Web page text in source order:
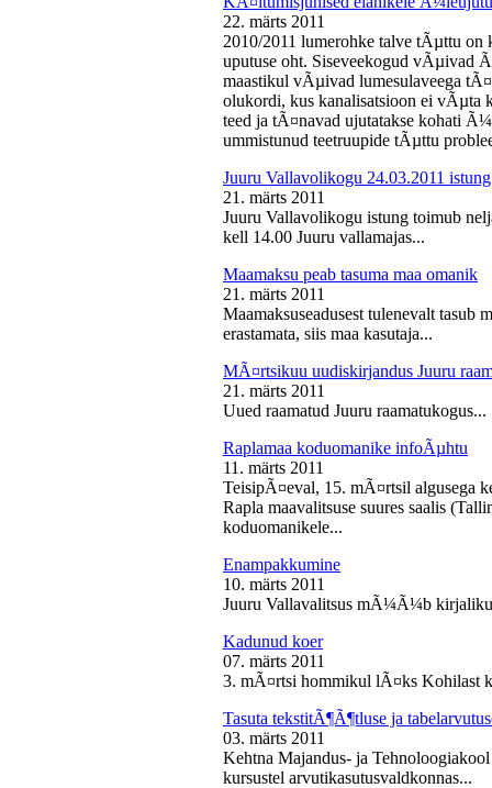
22. märts 2011
2010/2011 lumerohke talve tÃµttu on
uputuse oht. Siseveekogud vÃµivad
maastikul vÃµivad lumesulaveega
olukordi, kus kanalisatsioon ei vÃµta
teed ja tÃ¤navad ujutatakse kohati
ummistunud teetruupide tÃµttu
Juuru Vallavolikogu 24.03.2011 istung
21. märts 2011
Juuru Vallavolikogu istung toimub
kell 14.00 Juuru vallamajas...
Maamaksu peab tasuma maa omanik
21. märts 2011
Maamaksuseadusest tulenevalt tasub
erastamata, siis maa kasutaja...
MÃ¤rtsikuu uudiskirjandus Juuru
21. märts 2011
Uued raamatud Juuru raamatukogus...
Raplamaa koduomanike infoÃµhtu
11. märts 2011
TeisipÃ¤eval, 15. mÃ¤rtsil algusega
Rapla maavalitsuse suures saalis
koduomanikele...
Enampakkumine
10. märts 2011
Juuru Vallavalitsus mÃ¼Ã¼b kirjaliku
Kadunud koer
07. märts 2011
3. mÃ¤rtsi hommikul lÃ¤ks Kohilast
Tasuta tekstitÃ¶Ã¶tluse ja
03. märts 2011
Kehtna Majandus- ja
kursustel arvutikasutusvaldkonnas...